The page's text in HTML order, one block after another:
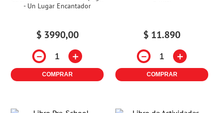
- Un Lugar Encantador
$ 3990,00
－ ＋
COMPRAR
$ 11.890
－ ＋
COMPRAR